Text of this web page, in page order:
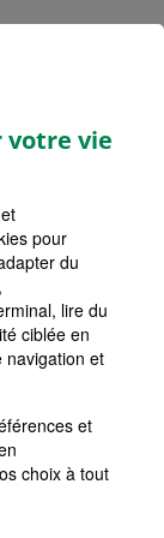
ALES
votre
votre vie
pour
du
lire du
ciblée en
navigation et
et
choix à tout